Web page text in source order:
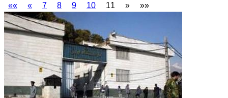
«« « 7 8 9 10 11 » »»